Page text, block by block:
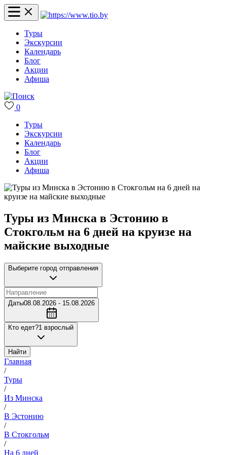
Туры
Экскурсии
Календарь
Блог
Акции
Афиша
0
Туры
Экскурсии
Календарь
Блог
Акции
Афиша
Туры из Минска в Эстонию в
Стокгольм на 6 дней на круизе на
майские выходные
Выберите город отправления
Даты08.08.2026 - 15.08.2026
Кто едет?1 взрослый
Найти
Главная
/
Туры
/
Из Минска
/
В Эстонию
/
В Стокгольм
/
На 6 дней